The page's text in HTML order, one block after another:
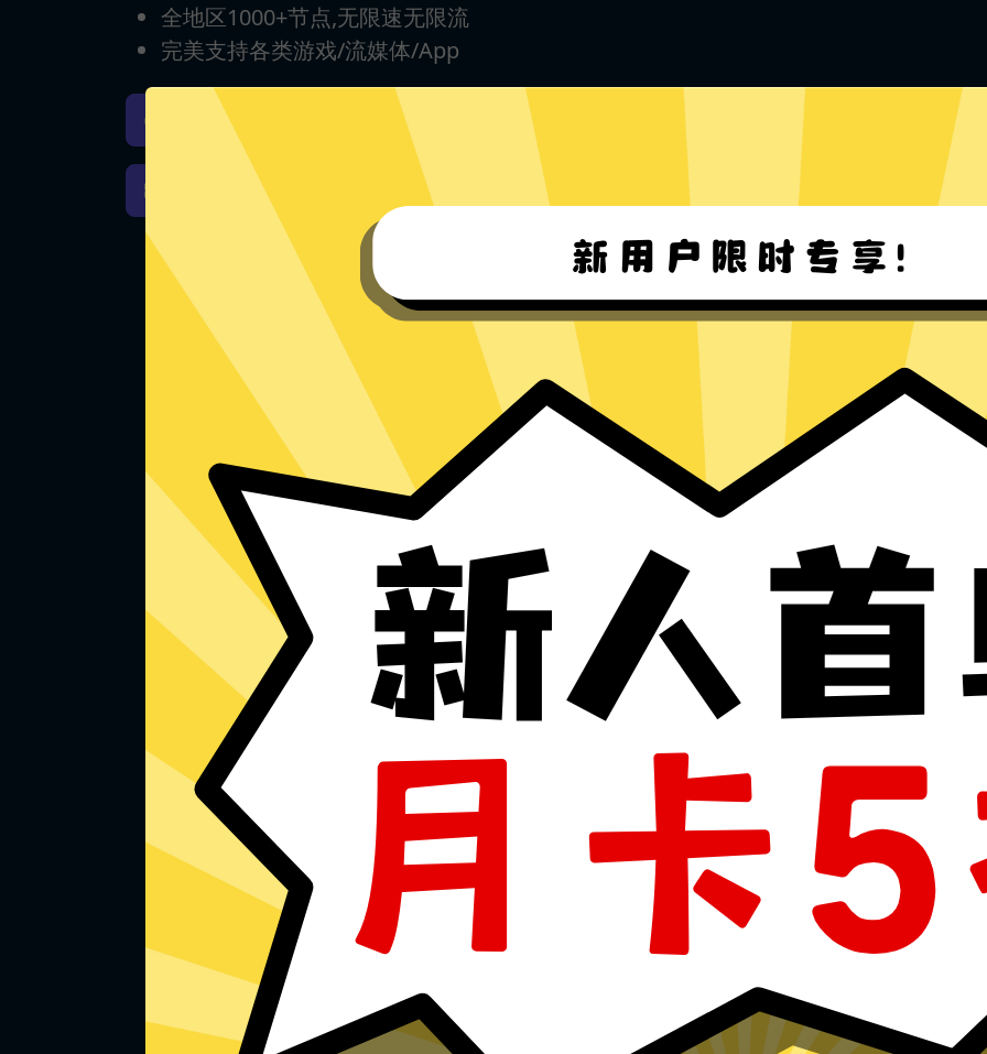
全地区1000+节点,无限速无限流
完美支持各类游戏/流媒体/App
快牛加速器iOS版下载 快牛加速器安卓版下载
快牛加速器Windows下载 快牛加速器Mac版下载